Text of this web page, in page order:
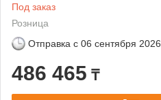
Под заказ
Розница
Отправка с 06 сентября 2026
486 465 ₸